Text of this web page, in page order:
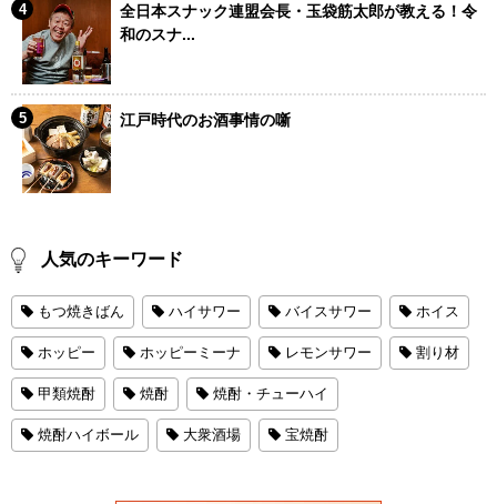
全日本スナック連盟会長・玉袋筋太郎が教える！令
和のスナ...
江戸時代のお酒事情の噺
人気のキーワード
もつ焼きばん ハイサワー バイスサワー ホイス
ホッピー ホッピーミーナ レモンサワー 割り材
甲類焼酎 焼酎 焼酎・チューハイ
焼酎ハイボール 大衆酒場 宝焼酎